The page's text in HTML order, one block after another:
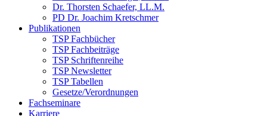
Dr. Thorsten Schaefer, LL.M.
PD Dr. Joachim Kretschmer
Publikationen
TSP Fachbücher
TSP Fachbeiträge
TSP Schriftenreihe
TSP Newsletter
TSP Tabellen
Gesetze/Verordnungen
Fachseminare
Karriere